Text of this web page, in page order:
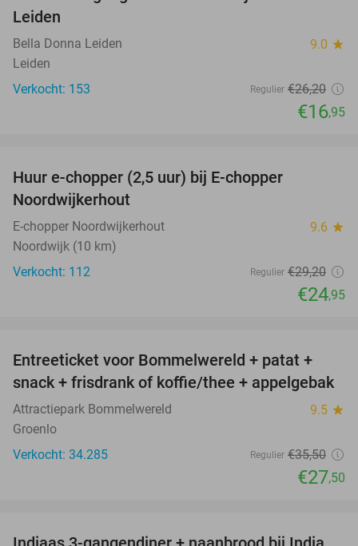
Leiden
Bella Donna Leiden 9.0 star
Leiden
Verkocht: 153
Regulier €26,20
€16,95
Huur e-chopper (2,5 uur) bij E-chopper
Noordwijkerhout
E-chopper Noordwijkerhout 9.6 star
Noordwijk (10 km)
Verkocht: 112
Regulier €29,20
€24,95
23%
Entreeticket voor Bommelwereld + patat +
snack + frisdrank of koffie/thee + appelgebak
Attractiepark Bommelwereld 9.5 star
Groenlo
Verkocht: 34.285
Regulier €35,50
€27,50